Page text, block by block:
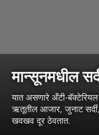
मान्सूनमधील
यात असणारे अँटी-
ऋतूतील आजार, जुनाट
खवखव दूर ठेवतात.